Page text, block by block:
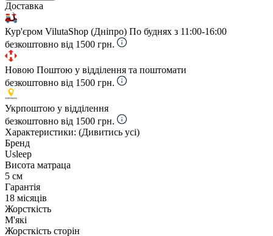
Доставка
Кур'єром VilutaShop (Дніпро) По буднях з 11:00-16:00
безкоштовно від 1500 грн.
Новою Поштою у відділення та поштомати
безкоштовно від 1500 грн.
Укрпоштою у відділення
безкоштовно від 1500 грн.
Характеристики: (Дивитись усі)
Бренд
Usleep
Висота матраца
5 см
Гарантія
18 місяців
Жорсткість
М'які
Жорсткість сторін